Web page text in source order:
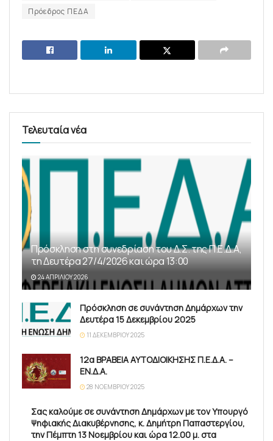
Πρόεδρος ΠΕΔΑ
Τελευταία νέα
Πρόσκληση στη συνεδρίαση του Δ.Σ. της Π.Ε.Δ.Α,
τη Δευτέρα 27/4/2026 και ώρα 13:00
24 ΑΠΡΙΛΊΟΥ 2026
Πρόσκληση σε συνάντηση Δημάρχων την
Δευτέρα 15 Δεκεμβρίου 2025
11 ΔΕΚΕΜΒΡΊΟΥ 2025
12α ΒΡΑΒΕΙΑ ΑΥΤΟΔΙΟΙΚΗΣΗΣ Π.Ε.Δ.Α. –
ΕΝ.Δ.Α.
28 ΝΟΕΜΒΡΊΟΥ 2025
Σας καλούμε σε συνάντηση Δημάρχων με τον Υπουργό
Ψηφιακής Διακυβέρνησης, κ. Δημήτρη Παπαστεργίου,
την Πέμπτη 13 Νοεμβρίου και ώρα 12.00 μ. στα